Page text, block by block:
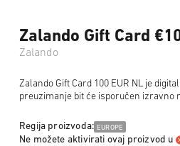
Zalando Gift Card
Zalando
Zalando Gift Card 100 EUR NL je
preuzimanje bit će isporučen izravno
Regija proizvoda: EUROPE
Ne možete aktivirati ovaj proizvod u